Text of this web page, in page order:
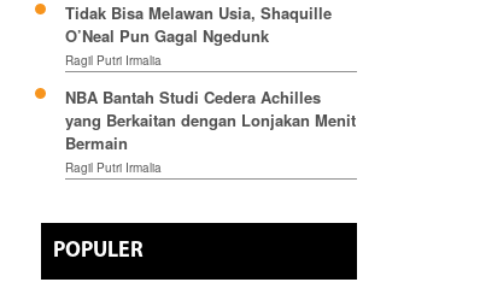
Tidak Bisa Melawan Usia, Shaquille
O’Neal Pun Gagal Ngedunk
Ragil Putri Irmalia
NBA Bantah Studi Cedera Achilles
yang Berkaitan dengan Lonjakan Menit
Bermain
Ragil Putri Irmalia
POPULER